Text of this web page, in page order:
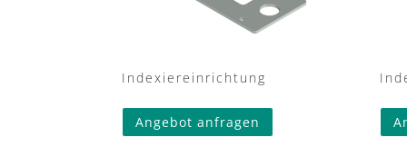
Indexiereinrichtung
Angebot anfragen